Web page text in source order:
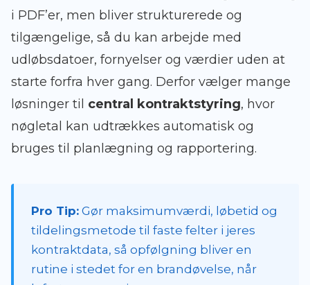
i PDF’er, men bliver strukturerede og
tilgængelige, så du kan arbejde med
udløbsdatoer, fornyelser og værdier uden at
starte forfra hver gang. Derfor vælger mange
løsninger til central kontraktstyring, hvor
nøgletal kan udtrækkes automatisk og
bruges til planlægning og rapportering.
Pro Tip: Gør maksimumværdi, løbetid og
tildelingsmetode til faste felter i jeres
kontraktdata, så opfølgning bliver en
rutine i stedet for en brandøvelse, når